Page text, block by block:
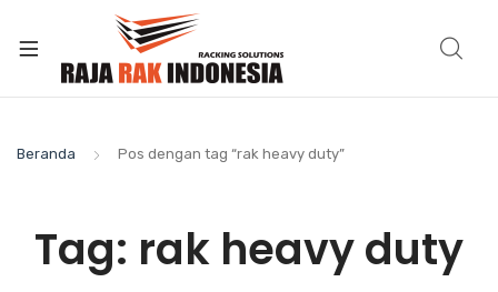
Beranda Pos dengan tag “rak heavy duty”
Tag: rak heavy duty